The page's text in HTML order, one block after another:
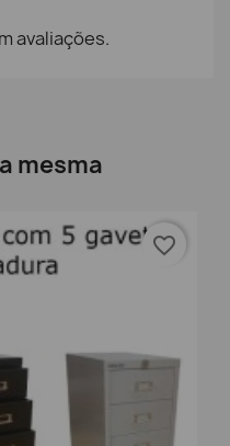
avaliações.
mesma
favorite_border